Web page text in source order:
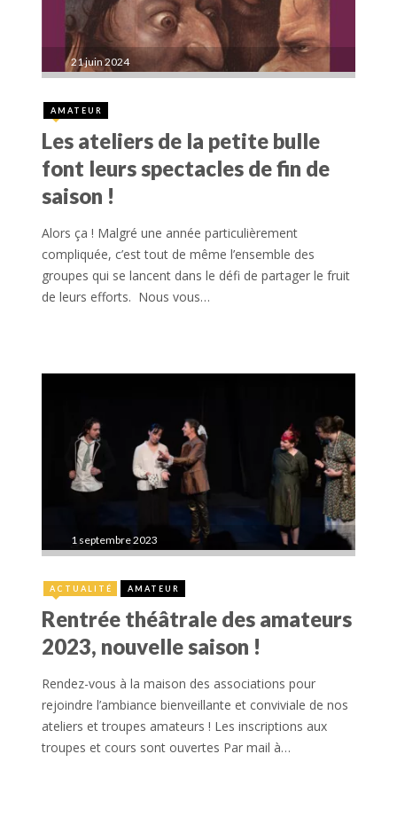
21 juin 2024
AMATEUR
Les ateliers de la petite bulle
font leurs spectacles de fin de
saison !
Alors ça ! Malgré une année particulièrement
compliquée, c’est tout de même l’ensemble des
groupes qui se lancent dans le défi de partager le fruit
de leurs efforts. Nous vous…
1 septembre 2023
ACTUALITÉ AMATEUR
Rentrée théâtrale des amateurs
2023, nouvelle saison !
Rendez-vous à la maison des associations pour
rejoindre l’ambiance bienveillante et conviviale de nos
ateliers et troupes amateurs ! Les inscriptions aux
troupes et cours sont ouvertes Par mail à…